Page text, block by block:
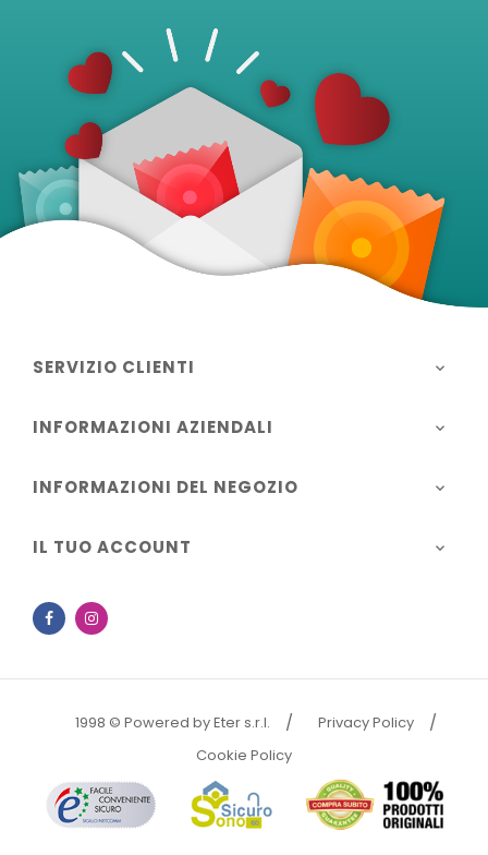
SERVIZIO CLIENTI 
INFORMAZIONI AZIENDALI 
INFORMAZIONI DEL NEGOZIO 
IL TUO ACCOUNT 
Facebook
1998 © Powered by Eter s.r.l.
Privacy Policy
Cookie Policy